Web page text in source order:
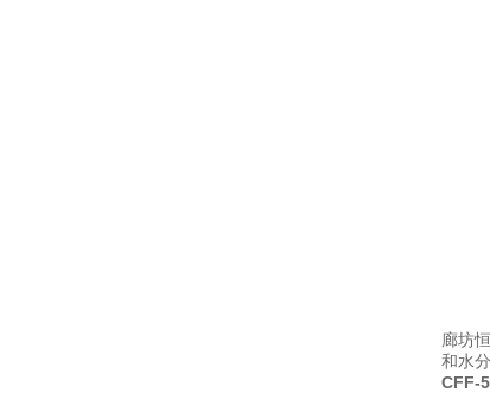
廊坊
和水
CFF-